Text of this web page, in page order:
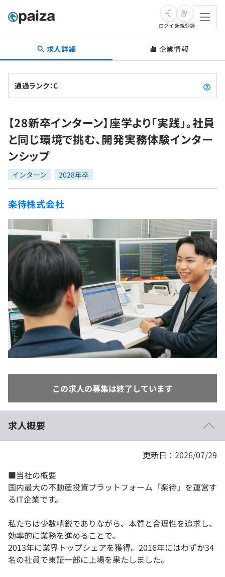
転職・キャリア
転職成功ガイド
転職エージェント
インタビュー
転職成功ガイド
新卒就活
求人検索
本選考
インターン
新卒エージェント
イベント・セミナー
インタビュー
学習
問題集
4択課題
リファレンス
個人向けプラン
法人向けプラン
学校向けプラン
プログラミング言語
再チャレンジ結果一覧
ゲーム・マンガ
Tech Team Journal
paiza times
note
paizaとは？
ログイン新規登録
求人詳細 企業情報
通過ランク：C
【28新卒インターン】座学より「実践」。社員
と同じ環境で挑む、開発実務体験インター
ンシップ
インターン 2028年卒
楽待株式会社
この求人の募集は終了しています
求人概要
更新日：2026/07/29
■当社の概要
国内最大の不動産投資プラットフォーム「楽待」を運営す
るIT企業です。
私たちは少数精鋭でありながら、本質と合理性を追求し、
効率的に業務を進めることで、
2013年に業界トップシェアを獲得。2016年にはわずか34
名の社員で東証一部に上場を果たしました。